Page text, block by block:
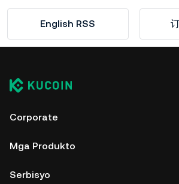
English RSS
Corporate
Mga Produkto
Serbisyo